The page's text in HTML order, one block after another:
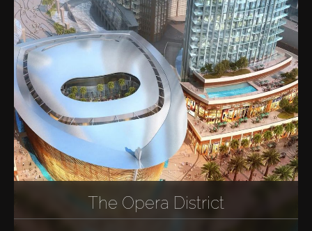
The Opera District